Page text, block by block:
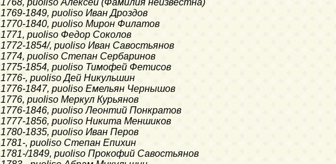
1769-1849, puoliso Иван Дроздов
1770-1840, puoliso Мирон Филатов
1771, puoliso Федор Соколов
1772-1854/, puoliso Иван Савостьянов
1774, puoliso Степан Сербаринов
1775-1854, puoliso Тимофей Фетисов
1776-, puoliso Дей Никульшин
1776-1847, puoliso Емельян Чернышов
1776, puoliso Меркул Курьянов
1776-1846, puoliso Леонтий Понкратов
1777-1856, puoliso Никита Меншиков
1780-1835, puoliso Иван Перов
1781-, puoliso Степан Епихин
1781-/1849, puoliso Прокофий Савостьянов